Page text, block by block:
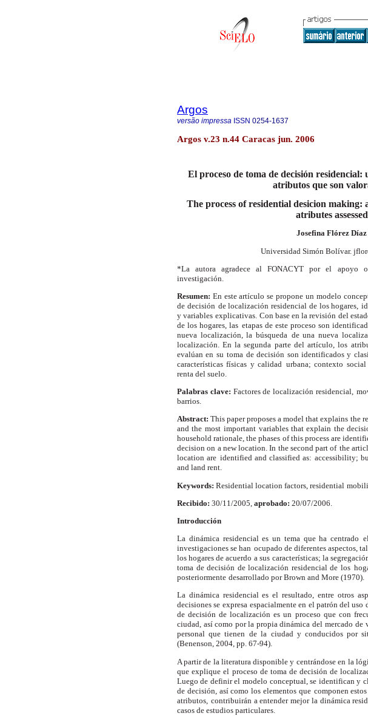
Argos
versão impressa ISSN 0254-1637
Argos v.23 n.44 Caracas jun. 2006
El proceso de toma de decisión residencial:
atributos que son
The process of residential desicion making:
atributes assessed
Josefina Flórez Díaz
Universidad Simón Bolívar.
*La autora agradece al FONACYT por el apoyo
investigación.
Resumen: En este artículo se propone un modelo
de decisión de localización residencial de los hogares,
y variables explicativas. Con base en la revisión del
de los hogares, las etapas de este proceso son
nueva localización, la búsqueda de una nueva
localización. En la segunda parte del artículo, los
evalúan en su toma de decisión son identificados y
características físicas y calidad urbana; contexto
renta del suelo.
Palabras clave: Factores de localización residencial,
barrios.
Abstract:This paper proposes a model that explains the
and the most important variables that explain the
household rationale, the phases of this process are
decision on a new location. In the second part of the
location are identified and classified as: accessibility;
and land rent.
Keywords: Residential location factors, residential
Recibido: 30/11/2005, aprobado: 20/07/2006.
Introducción
La dinámica residencial es un tema que ha centrado
investigaciones se han ocupado de diferentes aspectos,
los hogares de acuerdo a sus características; la
toma de decisión de localización residencial de los
posteriormente desarrollado por Brown and More (1970).
La dinámica residencial es el resultado, entre otros
decisiones se expresa espacialmente en el patrón del uso
de decisión de localización es un proceso que con
ciudad, así como por la propia dinámica del mercado de
personal que tienen de la ciudad y conducidos por
(Benenson, 2004, pp. 67-94).
A partir de la literatura disponible y centrándose en la
que explique el proceso de toma de decisión de
Luego de definir el modelo conceptual, se identifican y
de decisión, así como los elementos que componen
atributos, contribuirán a entender mejor la dinámica
casos de estudios particulares.